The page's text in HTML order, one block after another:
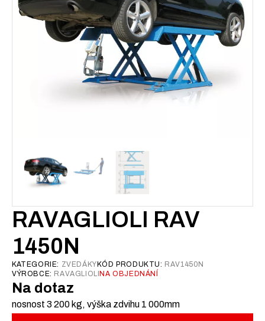
RAVAGLIOLI RAV
1450N
KATEGORIE: ZVEDÁKY KÓD PRODUKTU: RAV1450N
VÝROBCE: RAVAGLIOLI NA OBJEDNÁNÍ
Na dotaz
nosnost 3 200 kg, výška zdvihu 1 000mm